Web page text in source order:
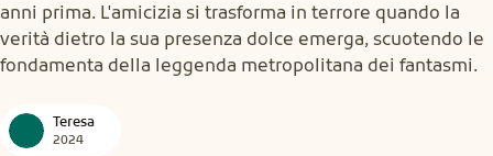
anni prima. L'amicizia si trasforma in terrore quando la
verità dietro la sua presenza dolce emerga, scuotendo le
fondamenta della leggenda metropolitana dei fantasmi.
Teresa
2024